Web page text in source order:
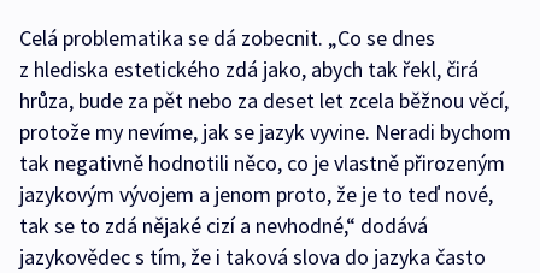
Celá problematika se dá zobecnit. „Co se dnes
z hlediska estetického zdá jako, abych tak řekl, čirá
hrůza, bude za pět nebo za deset let zcela běžnou věcí,
protože my nevíme, jak se jazyk vyvine. Neradi bychom
tak negativně hodnotili něco, co je vlastně přirozeným
jazykovým vývojem a jenom proto, že je to teď nové,
tak se to zdá nějaké cizí a nevhodné,“ dodává
jazykovědec s tím, že i taková slova do jazyka často